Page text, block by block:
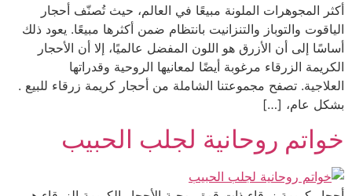
أكثر المجوهرات الملونة مبيعًا في العالم، حيث تُصنّف أحجار
الياقوت والتوباز والتنزانيت بانتظام ضمن أكثرها مبيعًا. يعود ذلك
أساسًا إلى أن الأزرق هو اللون المفضل عالميًا، إلا أن الأحجار
الكريمة الزرقاء مرغوبة أيضًا لمعانيها الروحية وقدراتها
العلاجية. تصفح مجموعتنا الشاملة من أحجار كريمة زرقاء للبيع .
بشكل عام، […]
خواتم روحانية لجلب الحبيب